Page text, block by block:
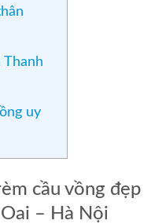
Thanh
uy
cầu vồng đẹp
– Hà Nội